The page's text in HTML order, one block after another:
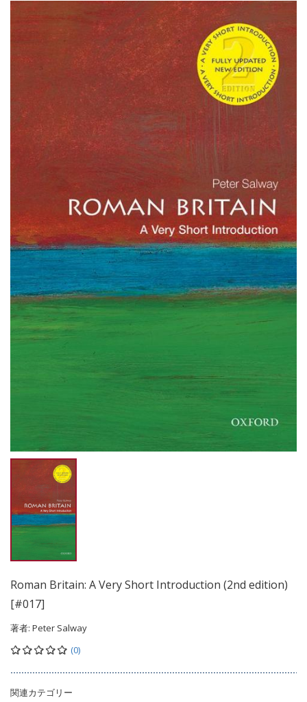
Roman Britain: A Very Short Introduction (2nd edition)
[#017]
著者: Peter Salway
(0)
関連カテゴリー